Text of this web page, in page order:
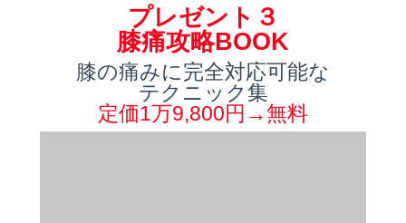
プレゼント３
膝痛攻略BOOK
膝の痛みに完全対応可能な
テクニック集
定価1万9,800円→無料